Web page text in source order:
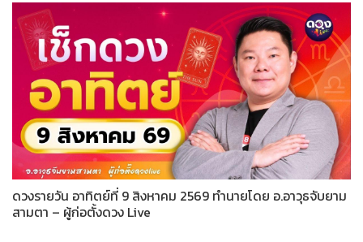
ดวงรายวัน อาทิตย์ที่ 9 สิงหาคม 2569 ทำนายโดย อ.อาวุธจับยาม
สามตา – ผู้ก่อตั้งดวง Live